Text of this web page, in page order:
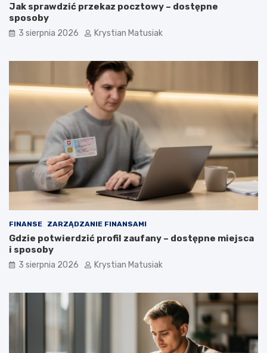
Jak sprawdzić przekaz pocztowy – dostępne
sposoby
3 sierpnia 2026 Krystian Matusiak
FINANSE ZARZĄDZANIE FINANSAMI
Gdzie potwierdzić profil zaufany – dostępne miejsca
i sposoby
3 sierpnia 2026 Krystian Matusiak